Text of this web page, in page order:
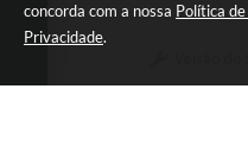
concorda com a nossa Política
Privacidade.